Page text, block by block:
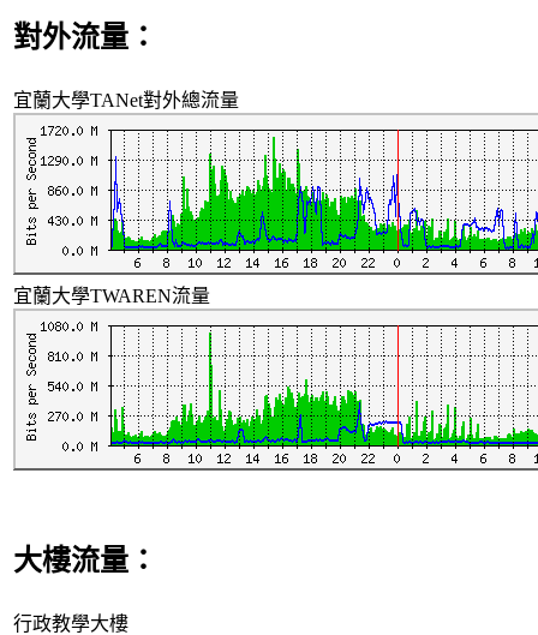
對外流量：
宜蘭大學TANet對外總流量
宜蘭大學TWAREN流量
大樓流量：
行政教學大樓